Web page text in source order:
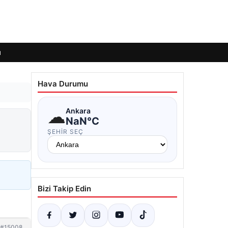
Hava Durumu
☁Ankara
NaN°C
ŞEHIR SEÇ
Bizi Takip Edin